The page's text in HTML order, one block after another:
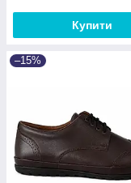
Купити
–15%